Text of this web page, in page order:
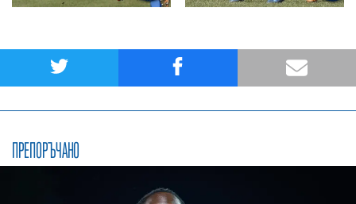
ПРЕПОРЪЧАНО